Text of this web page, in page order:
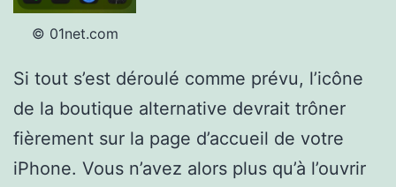
© 01net.com
Si tout s’est déroulé comme prévu, l’icône
de la boutique alternative devrait trôner
fièrement sur la page d’accueil de votre
iPhone. Vous n’avez alors plus qu’à l’ouvrir